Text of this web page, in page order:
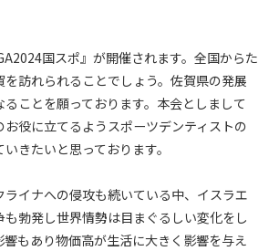
国スポ』が開催されます。全国からた
を訪れられることでしょう。佐賀県の発展
ことを願っております。本会としまして
役に立てるようスポーツデンティストの
きたいと思っております。
ライナへの侵攻も続いている中、イスラエ
勃発し世界情勢は目まぐるしい変化をし
もあり物価高が生活に大きく影響を与え